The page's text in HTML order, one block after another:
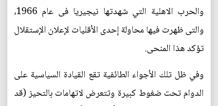
والحرب الاهلية التي شهدتها نيجيريا فى عام 1966،
والتى ظهرت فيها محاولة إحدى الأقليات لإعلان الإستقلال
تؤكد هذا المنحى.
وفي ظل تلك الأجواء الطائفية تقع القيادة السياسية على
الدوام تحت ضغوط كبيرة وتتعرض لاتهامات بالتحيز (قد